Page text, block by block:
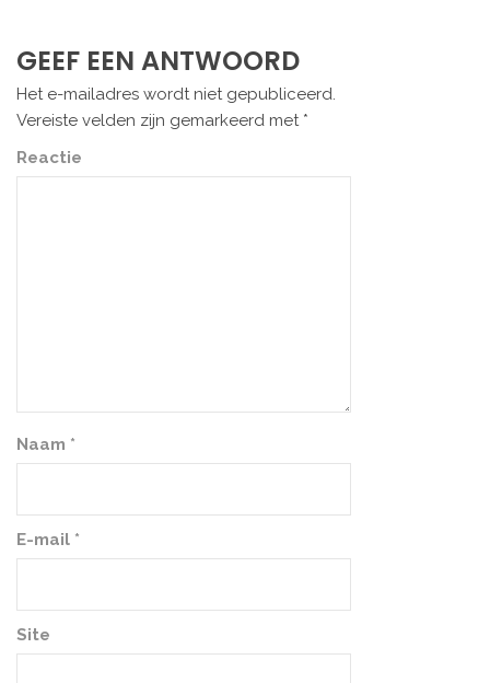
GEEF EEN ANTWOORD
Het e-mailadres wordt niet gepubliceerd.
Vereiste velden zijn gemarkeerd met *
Reactie
Naam *
E-mail *
Site